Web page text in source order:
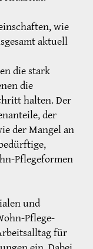
wie
aktuell
die stark
die
halten. Der
der
der Mangel an
Pflegeformen
und
Pflege-
für